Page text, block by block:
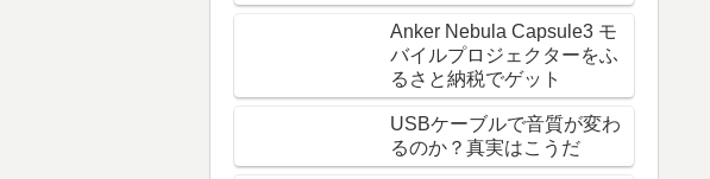
Anker Nebula Capsule3 モ
バイルプロジェクターをふ
るさと納税でゲット
USBケーブルで音質が変わ
るのか？真実はこうだ